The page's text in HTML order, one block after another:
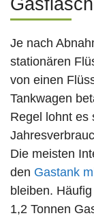
Je nach
stationären
von einen
Tankwagen
Regel lohnt es
Die meisten
den Gastank
bleiben.
1,2 Tonnen